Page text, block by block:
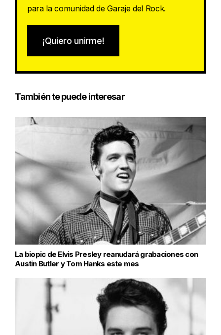
para la comunidad de Garaje del Rock.
¡Quiero unirme!
También te puede interesar
La biopic de Elvis Presley reanudará grabaciones con
Austin Butler y Tom Hanks este mes